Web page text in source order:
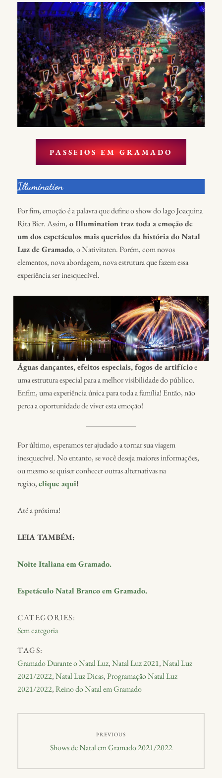
PASSEIOS EM GRAMADO
Illumination
Por fim, emoção é a palavra que define o show do lago Joaquina
Rita Bier. Assim, o Illumination traz toda a emoção de
um dos espetáculos mais queridos da história do Natal
Luz de Gramado, o Nativitaten. Porém, com novos
elementos, nova abordagem, nova estrutura que fazem essa
experiência ser inesquecível.
Águas dançantes, efeitos especiais, fogos de artifícioe
uma estrutura especial para a melhor visibilidade do público.
Enfim, uma experiência única para toda a família! Então, não
perca a oportunidade de viver esta emoção!
Por último, esperamos ter ajudado a tornar sua viagem
inesquecível. No entanto, se você deseja maiores informações,
ou mesmo se quiser conhecer outras alternativas na
região,clique aqui!
Até a próxima!
LEIA TAMBÉM:
Noite Italiana em Gramado.
Espetáculo Natal Branco em Gramado.
CATEGORIES:
Sem categoria
TAGS:
Gramado Durante o Natal Luz,Natal Luz 2021,Natal Luz
2021/2022,Natal Luz Dicas,Programação Natal Luz
2021/2022,Reino do Natal em Gramado
Post
PREVIOUS
Previous
Shows de Natal em Gramado 2021/2022